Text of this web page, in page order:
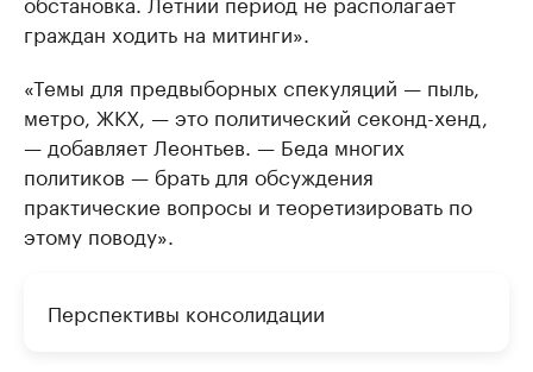
граждан ходить на митинги».
«Темы для предвыборных спекуляций — пыль,
метро, ЖКХ, — это политический секонд-хенд,
— добавляет Леонтьев. — Беда многих
политиков — брать для обсуждения
практические вопросы и теоретизировать по
этому поводу».
Перспективы консолидации